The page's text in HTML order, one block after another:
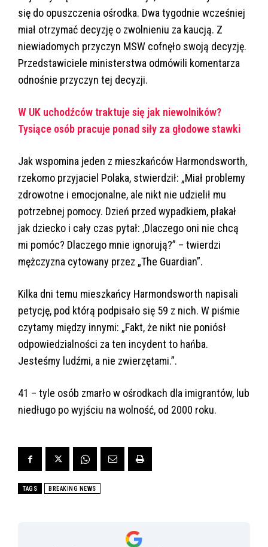
się do opuszczenia ośrodka. Dwa tygodnie wcześniej
miał otrzymać decyzję o zwolnieniu za kaucją. Z
niewiadomych przyczyn MSW cofnęło swoją decyzję.
Przedstawiciele ministerstwa odmówili komentarza
odnośnie przyczyn tej decyzji.
W UK uchodźców traktuje się jak niewolników?
Tysiące osób pracuje ponad siły za głodowe stawki
Jak wspomina jeden z mieszkańców Harmondsworth,
rzekomo przyjaciel Polaka, stwierdził: „Miał problemy
zdrowotne i emocjonalne, ale nikt nie udzielił mu
potrzebnej pomocy. Dzień przed wypadkiem, płakał
jak dziecko i cały czas pytał: ‚Dlaczego oni nie chcą
mi pomóc? Dlaczego mnie ignorują?” – twierdzi
mężczyzna cytowany przez „The Guardian”.
Kilka dni temu mieszkańcy Harmondsworth napisali
petycję, pod którą podpisało się 59 z nich. W piśmie
czytamy między innymi: „Fakt, że nikt nie poniósł
odpowiedzialności za ten incydent to hańba.
Jesteśmy ludźmi, a nie zwierzętami.”.
41 – tyle osób zmarło w ośrodkach dla imigrantów, lub
niedługo po wyjściu na wolność, od 2000 roku.
TAGS BREAKING NEWS